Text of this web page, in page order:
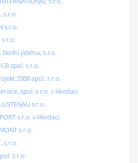
s.r.o.
s.r.o.
s.r.o.
školní jídelna, s.r.o.
CB spol. s r.o.
2000 spol. s r.o.
spol. s r.o. v likvidaci
s.r.o.
s.r.o. v likvidaci
s.r.o.
s.r.o.
s r.o.